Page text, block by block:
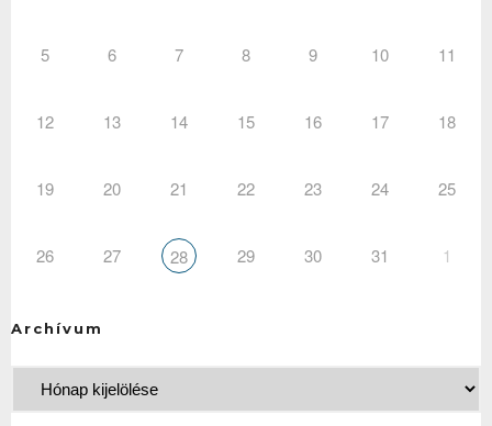
5 6 7 8 9 10 11
12 13 14 15 16 17 18
19 20 21 22 23 24 25
26 27 28 29 30 31 1
Archívum